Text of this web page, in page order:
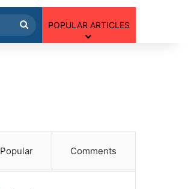
berita
POPULAR ARTICLES
Popular Comments